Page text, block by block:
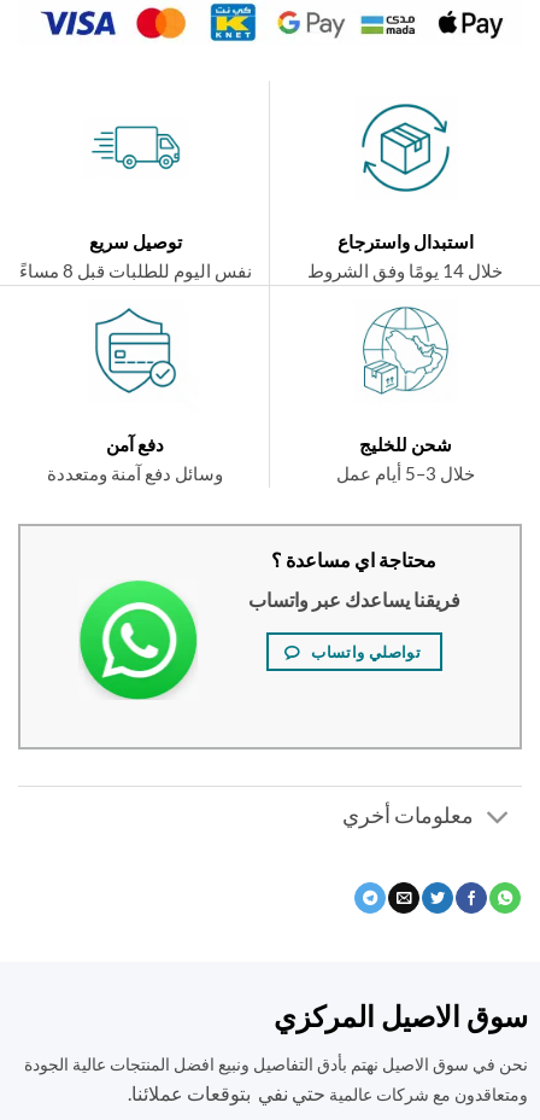
استبدال واسترجاع
توصيل سريع
نفس اليوم للطلبات قبل 8 مساءً
شحن للخليج
دفع آمن
وسائل دفع آمنة ومتعددة
محتاجة اي مساعدة ؟
فريقنا يساعدك عبر واتساب
تواصلي واتساب
معلومات أخري
الاصيل المركزي
سوق الاصيل نهتم بأدق التفاصيل ونبيع افضل المنتجات عالية الجودة
مع شركات عالميةحتي نفي بتوقعات عملائنا.